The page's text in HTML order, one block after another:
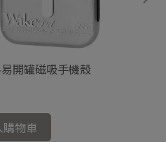
開罐磁吸手機殼
購物車